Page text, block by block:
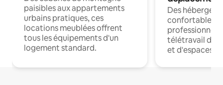
paisibles aux appartements
urbains pratiques, ces
locations meublées offrent
tous les équipements d'un
logement standard.
Des
confortables
professionnels
télétravail
et d'espaces